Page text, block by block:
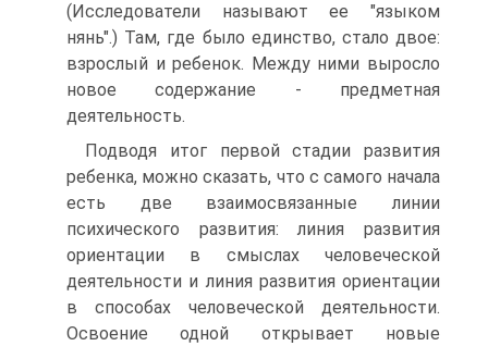
(Исследователи называют ее "языком
нянь".) Там, где было единство, стало двое:
взрослый и ребенок. Между ними выросло
новое содержание - предметная
деятельность.
Подводя итог первой стадии развития
ребенка, можно сказать, что с самого начала
есть две взаимосвязанные линии
психического развития: линия развития
ориентации в смыслах человеческой
деятельности и линия развития ориентации
в способах человеческой деятельности.
Освоение одной открывает новые